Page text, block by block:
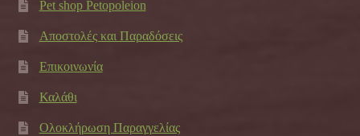
Pet shop Petopoleion
Αποστολές και Παραδόσεις
Επικοινωνία
Καλάθι
Ολοκλήρωση Παραγγελίας